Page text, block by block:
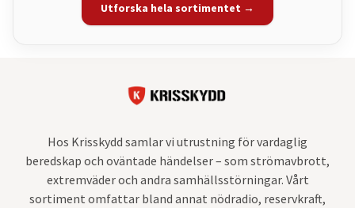
Utforska hela sortimentet →
Hos Krisskydd samlar vi utrustning för vardaglig
beredskap och oväntade händelser – som strömavbrott,
extremväder och andra samhällsstörningar. Vårt
sortiment omfattar bland annat nödradio, reservkraft,